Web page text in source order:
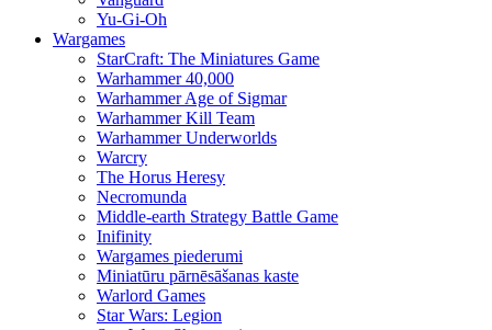
Yu-Gi-Oh
Wargames
StarCraft: The Miniatures Game
Warhammer 40,000
Warhammer Age of Sigmar
Warhammer Kill Team
Warhammer Underworlds
Warcry
The Horus Heresy
Necromunda
Middle-earth Strategy Battle Game
Inifinity
Wargames piederumi
Miniatūru pārnēsāšanas kaste
Warlord Games
Star Wars: Legion